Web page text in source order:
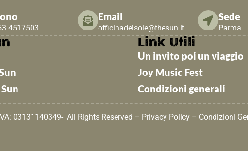
4517503
Email
officinadelsole@thesun.it
Sede
Parma
Link Utili
Un invito poi un viaggio
Joy Music Fest
Condizioni generali
03131140349- All Rights Reserved – Privacy Policy – Condizioni